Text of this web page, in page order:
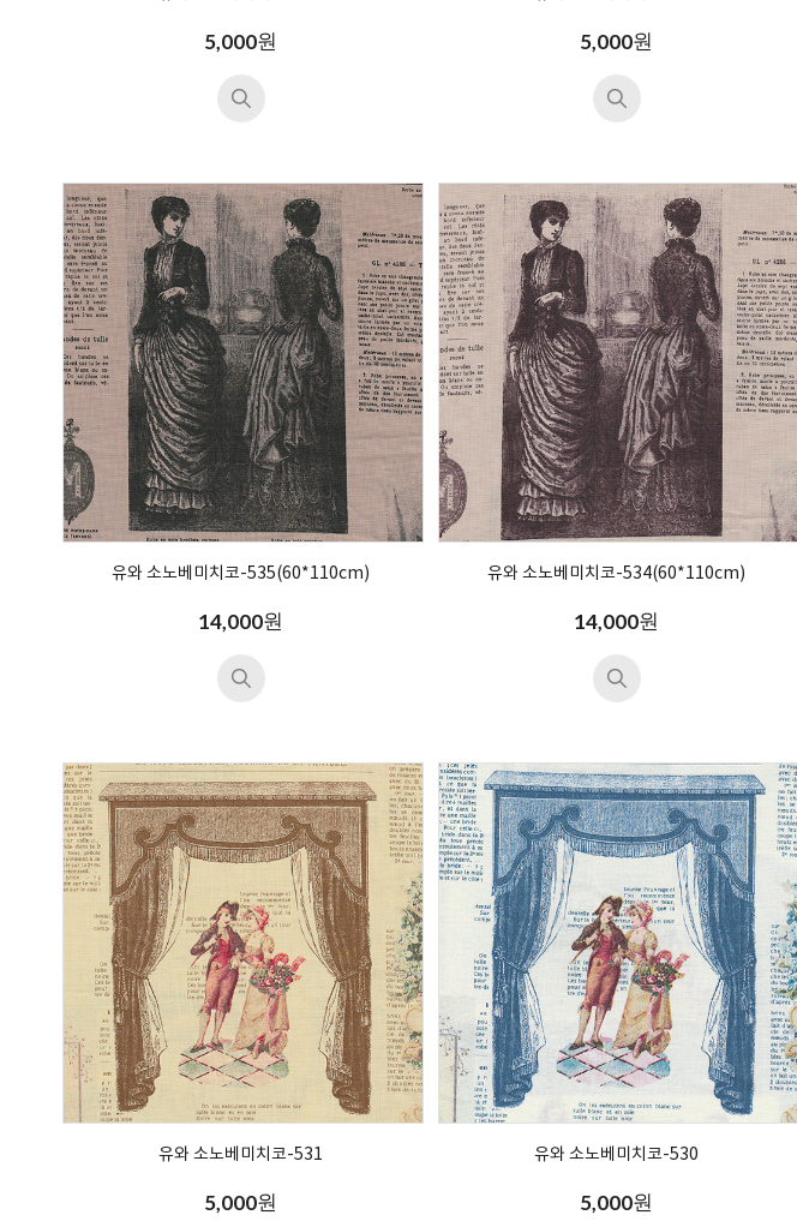
5,000원 5,000원
유와 소노베미치코-535(60*110cm)
14,000원
유와 소노베미치코-534(60*110cm)
14,000원
유와 소노베미치코-531
5,000원
유와 소노베미치코-530
5,000원